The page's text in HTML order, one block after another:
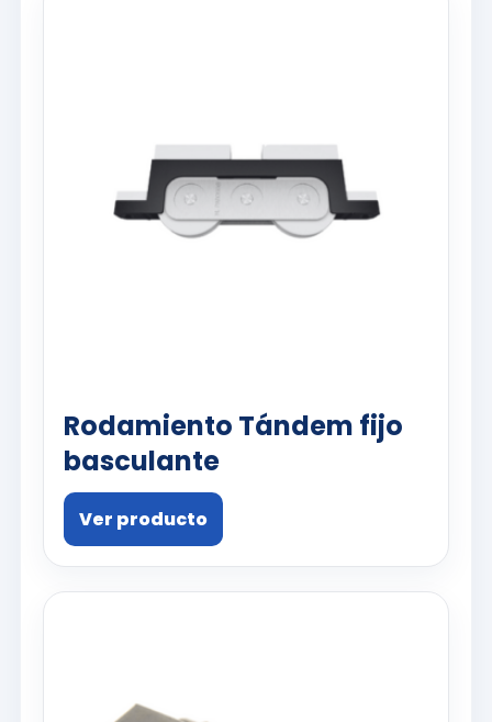
Rodamiento Tándem fijo
basculante
Ver producto